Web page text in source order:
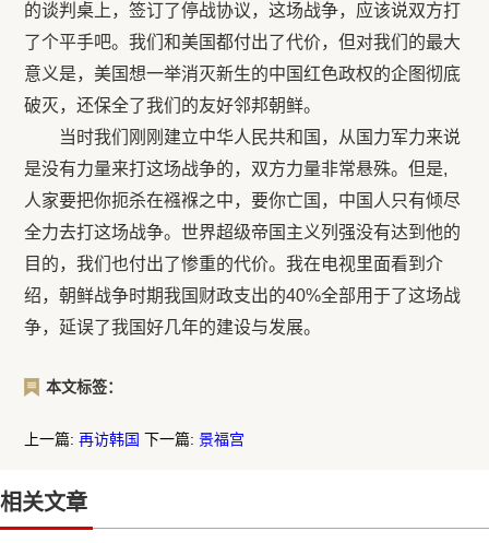
的谈判桌上，签订了停战协议，这场战争，应该说双方打
了个平手吧。我们和美国都付出了代价，但对我们的最大
意义是，美国想一举消灭新生的中国红色政权的企图彻底
破灭，还保全了我们的友好邻邦朝鲜。
当时我们刚刚建立中华人民共和国，从国力军力来说
是没有力量来打这场战争的，双方力量非常悬殊。但是,
人家要把你扼杀在襁褓之中，要你亡国，中国人只有倾尽
全力去打这场战争。世界超级帝国主义列强没有达到他的
目的，我们也付出了惨重的代价。我在电视里面看到介
绍，朝鲜战争时期我国财政支出的40%全部用于了这场战
争，延误了我国好几年的建设与发展。
本文标签：
上一篇:再访韩国 下一篇:景福宫
相关文章